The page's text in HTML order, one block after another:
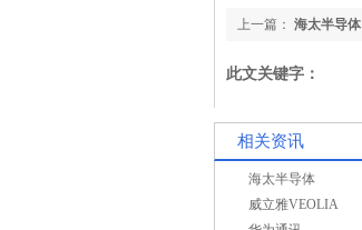
上一篇： 海太半导体
此文关键字：
相关资讯
海太半导体
威立雅VEOLIA